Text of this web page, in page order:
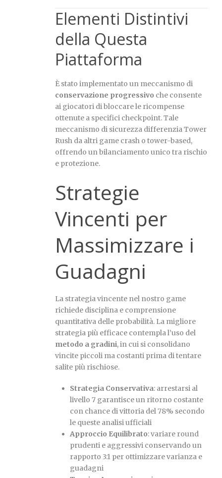
Elementi Distintivi
della Questa
Piattaforma
È stato implementato un meccanismo di
conservazione progressivo che consente
ai giocatori di bloccare le ricompense
ottenute a specifici checkpoint. Tale
meccanismo di sicurezza differenzia Tower
Rush da altri game crash o tower-based,
offrendo un bilanciamento unico tra rischio
e protezione.
Strategie
Vincenti per
Massimizzare i
Guadagni
La strategia vincente nel nostro game
richiede disciplina e comprensione
quantitativa delle probabilità. La migliore
strategia più efficace contempla l’uso del
metodo a gradini, in cui si consolidano
vincite piccoli ma costanti prima di tentare
salite più rischiose.
Strategia Conservativa: arrestarsi al
livello 7 garantisce un ritorno costante
con chance di vittoria del 78% secondo
le queste analisi ufficiali
Approccio Equilibrato: variare round
prudenti e aggressivi conservando un
rapporto 3:1 per ottimizzare varianza e
guadagni